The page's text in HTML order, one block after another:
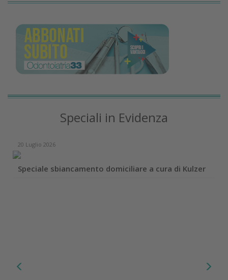
Speciali in Evidenza
20 Luglio 2026
Speciale sbiancamento domiciliare a cura di Kulzer